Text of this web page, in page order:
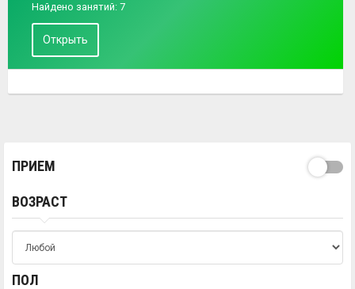
Найдено занятий: 7
Открыть
ПРИЕМ
ВОЗРАСТ
ПОЛ